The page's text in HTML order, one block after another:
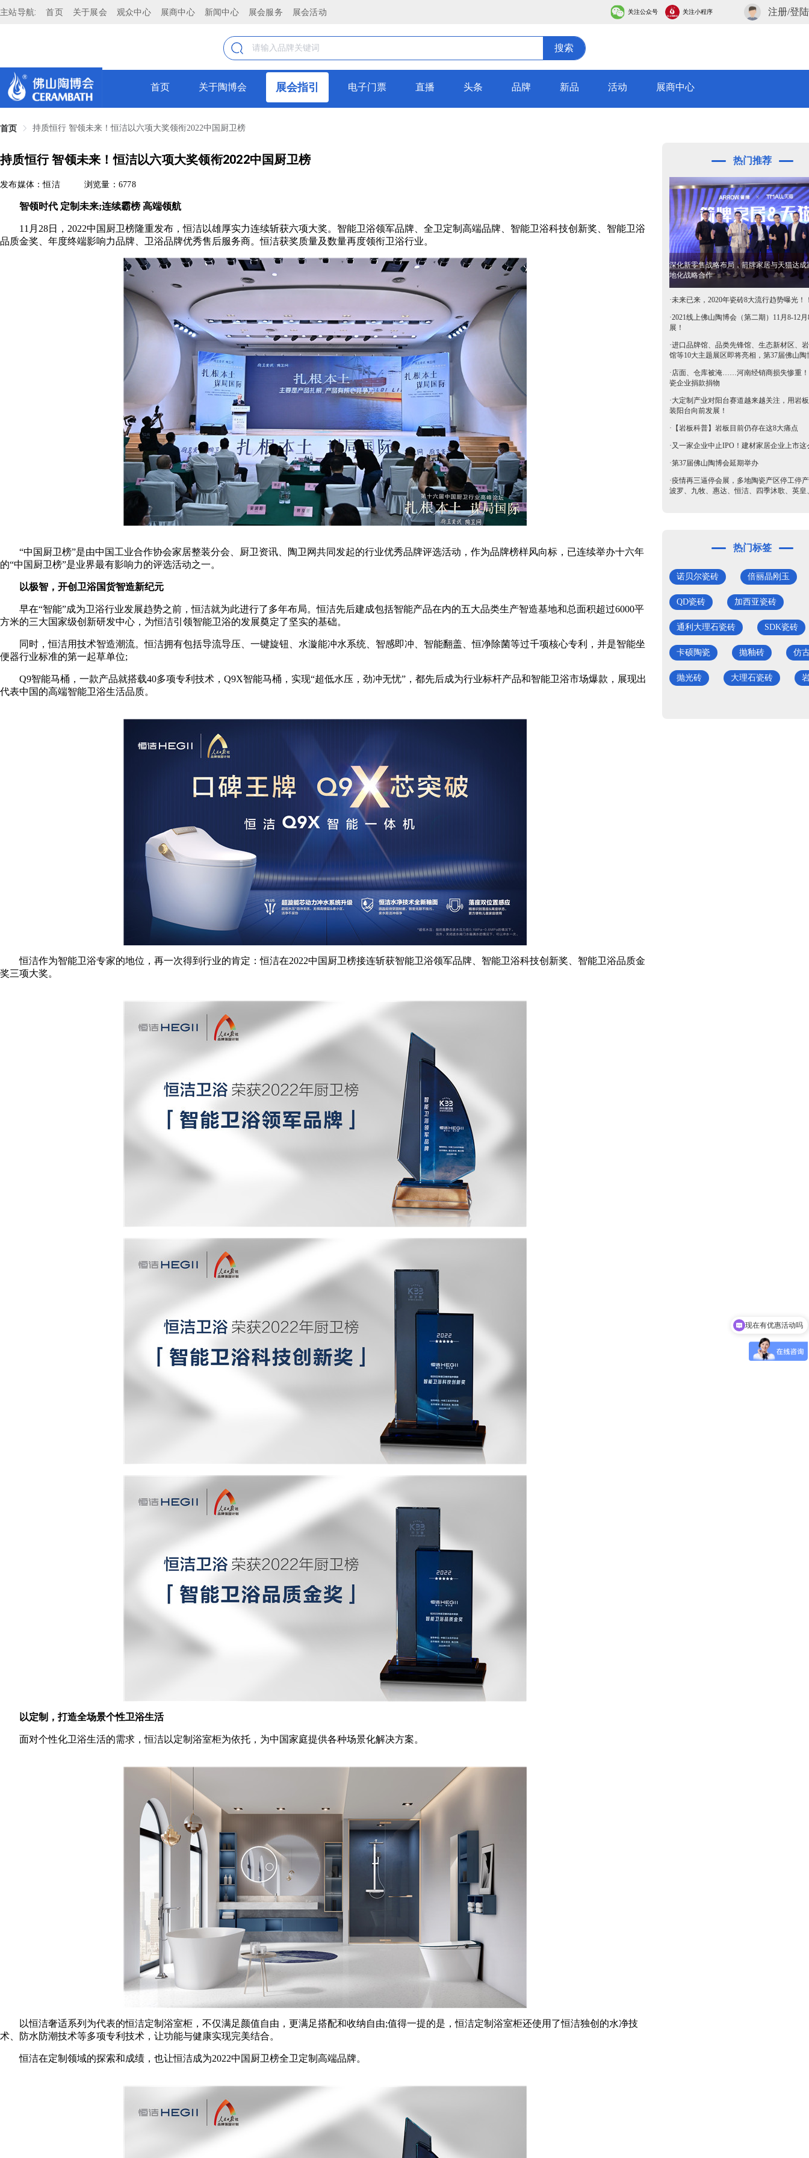
主站导航: 首页 关于展会 观众中心 展商中心 新闻中心 展会服务 展会活动 关注公众号 关注小程序 注册/登陆
搜索
首页 关于陶博会 展会指引 电子门票 直播 头条 品牌 新品 活动 展商中心
首页 持质恒行 智领未来！恒洁以六项大奖领衔2022中国厨卫榜
持质恒行 智领未来！恒洁以六项大奖领衔2022中国厨卫榜
发布媒体：恒洁 浏览量：6778
智领时代 定制未来;连续霸榜 高端领航
11月28日，2022中国厨卫榜隆重发布，恒洁以雄厚实力连续斩获六项大奖。智能卫浴领军品牌、全卫定制高端品牌、智能卫浴科技创新奖、智能卫浴
品质金奖、年度终端影响力品牌、卫浴品牌优秀售后服务商。恒洁获奖质量及数量再度领衔卫浴行业。
“中国厨卫榜”是由中国工业合作协会家居整装分会、厨卫资讯、陶卫网共同发起的行业优秀品牌评选活动，作为品牌榜样风向标，已连续举办十六年
的“中国厨卫榜”是业界最有影响力的评选活动之一。
以极智，开创卫浴国货智造新纪元
早在“智能”成为卫浴行业发展趋势之前，恒洁就为此进行了多年布局。恒洁先后建成包括智能产品在内的五大品类生产智造基地和总面积超过6000平
方米的三大国家级创新研发中心，为恒洁引领智能卫浴的发展奠定了坚实的基础。
同时，恒洁用技术智造潮流。恒洁拥有包括导流导压、一键旋钮、水漩能冲水系统、智感即冲、智能翻盖、恒净除菌等过千项核心专利，并是智能坐
便器行业标准的第一起草单位;
Q9智能马桶，一款产品就搭载40多项专利技术，Q9X智能马桶，实现“超低水压，劲冲无忧”，都先后成为行业标杆产品和智能卫浴市场爆款，展现出
代表中国的高端智能卫浴生活品质。
恒洁作为智能卫浴专家的地位，再一次得到行业的肯定：恒洁在2022中国厨卫榜接连斩获智能卫浴领军品牌、智能卫浴科技创新奖、智能卫浴品质金
奖三项大奖。
以定制，打造全场景个性卫浴生活
面对个性化卫浴生活的需求，恒洁以定制浴室柜为依托，为中国家庭提供各种场景化解决方案。
以恒洁奢适系列为代表的恒洁定制浴室柜，不仅满足颜值自由，更满足搭配和收纳自由;值得一提的是，恒洁定制浴室柜还使用了恒洁独创的水净技
术、防水防潮技术等多项专利技术，让功能与健康实现完美结合。
恒洁在定制领域的探索和成绩，也让恒洁成为2022中国厨卫榜全卫定制高端品牌。
热门推荐
深化新零售战略布局，箭牌家居与天猫达成
地化战略合作
·未来已来，2020年瓷砖8大流行趋势曝光！
·2021线上佛山陶博会（第二期）11月8-12
展！
·进口品牌馆、品类先锋馆、生态新材区、
馆等10大主题展区即将亮相，第37届佛山陶
·店面、仓库被淹……河南经销商损失惨重
瓷企业捐款捐物
·大定制产业对阳台赛道越来越关注，用岩
装阳台向前发展！
· 【岩板科普】岩板目前仍存在这8大痛点
·又一家企业中止IPO！建材家居企业上市这
·第37届佛山陶博会延期举办
·疫情再三逼停会展，多地陶瓷产区停工停
波罗、九牧、惠达、恒洁、四季沐歌、英皇
热门标签
诺贝尔瓷砖 倍丽晶刚玉
QD瓷砖 加西亚瓷砖
通利大理石瓷砖 SDK瓷砖
卡硕陶瓷 抛釉砖 仿
抛光砖 大理石瓷砖
现在有优惠活动吗